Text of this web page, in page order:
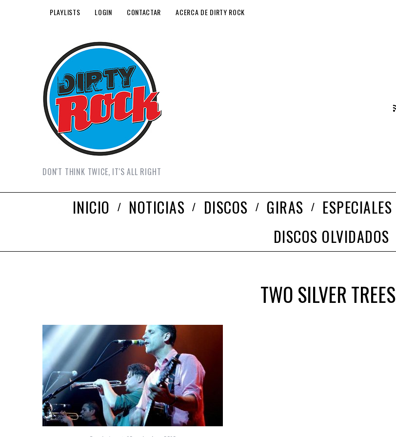
PLAYLISTS LOGIN CONTACTAR ACERCA DE DIRTY ROCK
DON'T THINK TWICE, IT'S ALL RIGHT
INICIO NOTICIAS DISCOS GIRAS ESPECIALES
DISCOS OLVIDADOS
TWO SILVER TREES